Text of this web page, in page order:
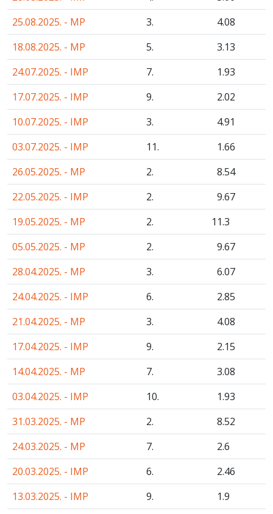
25.08.2025. - MP
3. 4.08
18.08.2025. - MP
5. 3.13
24.07.2025. - IMP
7. 1.93
17.07.2025. - IMP
9. 2.02
10.07.2025. - IMP
3. 4.91
03.07.2025. - IMP
11. 1.66
26.05.2025. - MP
2. 8.54
22.05.2025. - IMP
2. 9.67
19.05.2025. - MP
2. 11.3
05.05.2025. - MP
2. 9.67
28.04.2025. - MP
3. 6.07
24.04.2025. - IMP
6. 2.85
21.04.2025. - MP
3. 4.08
17.04.2025. - IMP
9. 2.15
14.04.2025. - MP
7. 3.08
03.04.2025. - IMP
10. 1.93
31.03.2025. - MP
2. 8.52
24.03.2025. - MP
7. 2.6
20.03.2025. - IMP
6. 2.46
13.03.2025. - IMP
9. 1.9